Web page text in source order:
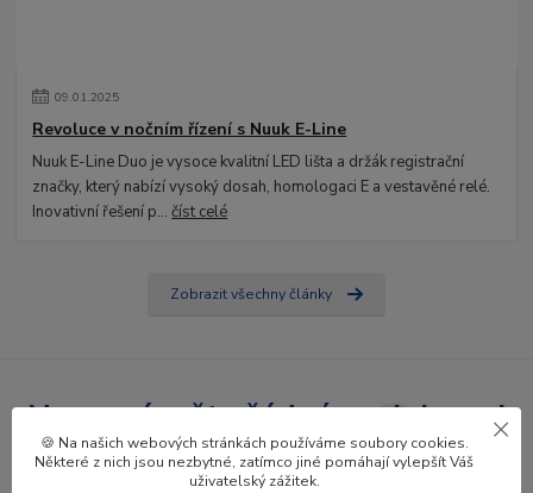
09.01.2025
Revoluce v nočním řízení s Nuuk E-Line
Nuuk E-Line Duo je vysoce kvalitní LED lišta a držák registrační
značky, který nabízí vysoký dosah, homologaci E a vestavěné relé.
Inovativní řešení p...číst celé
Zobrazit všechny články
Nepropásněte žádné novinky ani
slevy!
🍪 Na našich webových stránkách používáme soubory cookies.
Některé z nich jsou nezbytné, zatímco jiné pomáhají vylepšít Váš
uživatelský zážitek.